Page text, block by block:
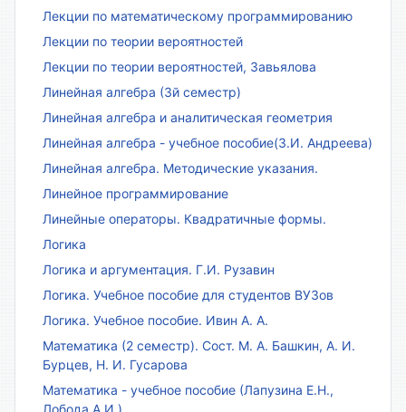
Лекции по математическому программированию
Лекции по теории вероятностей
Лекции по теории вероятностей, Завьялова
Линейная алгебра (3й семестр)
Линейная алгебра и аналитическая геометрия
Линейная алгебра - учебное пособие(З.И. Андреева)
Линейная алгебра. Методические указания.
Линейное программирование
Линейные операторы. Квадратичные формы.
Логика
Логика и аргументация. Г.И. Рузавин
Логика. Учебное пособие для студентов ВУЗов
Логика. Учебное пособие. Ивин А. А.
Математика (2 семестр). Сост. М. А. Башкин, А. И.
Бурцев, Н. И. Гусарова
Математика - учебное пособие (Лапузина Е.Н.,